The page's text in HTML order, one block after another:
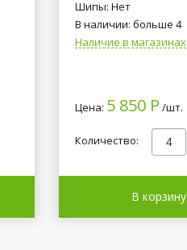
Шипы: Нет
В наличии: больше 4
Наличие в магазинах
Цена: 5 850 Р /шт.
Количество:
В корзину